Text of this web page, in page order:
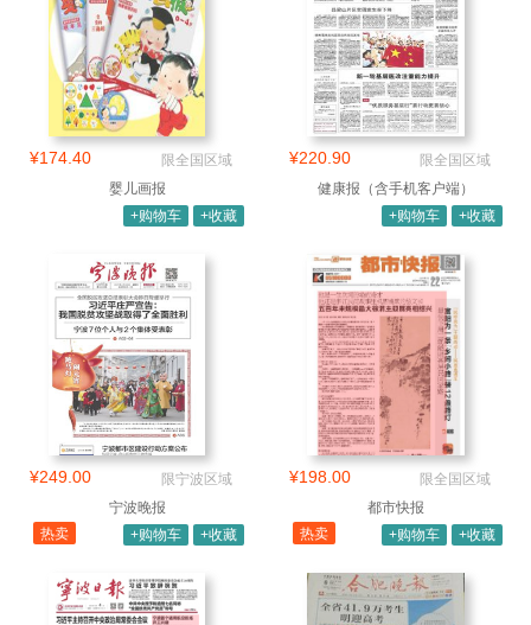
¥174.40
限全国区域
婴儿画报
+购物车
+收藏
¥220.90
限全国区域
健康报（含手机客户端）
+购物车
+收藏
¥249.00
限宁波区域
宁波晚报
热卖
+购物车 +收藏
¥198.00
限全国区域
都市快报
热卖
+购物车 +收藏